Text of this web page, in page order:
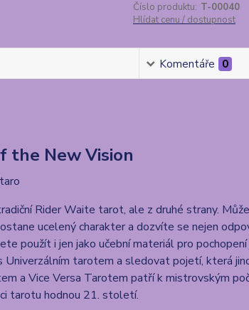
Číslo produktu: T-00040
Hlídat cenu / dostupnost
Komentáře 0
the New Vision
Rider Waite tarot, ale z druhé strany.
ucelený charakter a dozvíte se nejen
použít i jen jako učební materiál pro
tarotem a sledovat pojetí, která
a Vice Versa Tarotem patří k mistrovským
tarotu hodnou 21. století.